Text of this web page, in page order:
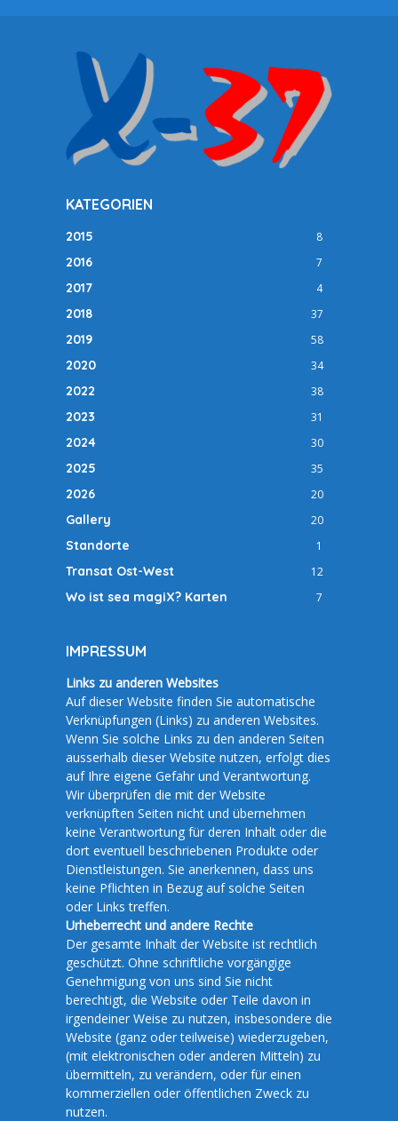
KATEGORIEN
2015 8
2016 7
2017 4
2018 37
2019 58
2020 34
2022 38
2023 31
2024 30
2025 35
2026 20
Gallery 20
Standorte 1
Transat Ost-West 12
Wo ist sea magiX? Karten 7
IMPRESSUM
Links zu anderen Websites
Auf dieser Website finden Sie automatische
Verknüpfungen (Links) zu anderen Websites.
Wenn Sie solche Links zu den anderen Seiten
ausserhalb dieser Website nutzen, erfolgt dies
auf Ihre eigene Gefahr und Verantwortung.
Wir überprüfen die mit der Website
verknüpften Seiten nicht und übernehmen
keine Verantwortung für deren Inhalt oder die
dort eventuell beschriebenen Produkte oder
Dienstleistungen. Sie anerkennen, dass uns
keine Pflichten in Bezug auf solche Seiten
oder Links treffen.
Urheberrecht und andere Rechte
Der gesamte Inhalt der Website ist rechtlich
geschützt. Ohne schriftliche vorgängige
Genehmigung von uns sind Sie nicht
berechtigt, die Website oder Teile davon in
irgendeiner Weise zu nutzen, insbesondere die
Website (ganz oder teilweise) wiederzugeben,
(mit elektronischen oder anderen Mitteln) zu
übermitteln, zu verändern, oder für einen
kommerziellen oder öffentlichen Zweck zu
nutzen.